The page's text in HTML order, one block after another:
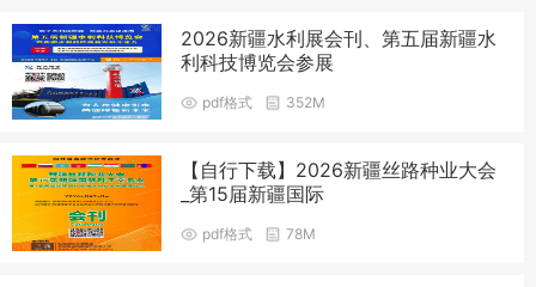
2026新疆水利展会刊、第五届新疆水
利科技博览会参展
pdf格式 352M
【自行下载】2026新疆丝路种业大会
_第15届新疆国际
pdf格式 78M